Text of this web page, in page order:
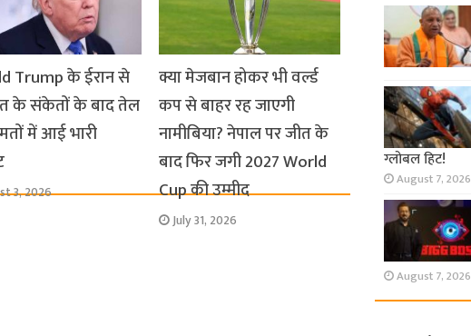
Trump के ईरान से
के संकेतों के बाद तेल
में आई भारी
3, 2026
क्या मेजबान होकर भी वर्ल्ड
कप से बाहर रह जाएगी
नामीबिया? नेपाल पर जीत के
बाद फिर जगी 2027 World
Cup की उम्मीद
July 31, 2026
ग्लोबल हिट!
August 7, 2026
August 7, 2026